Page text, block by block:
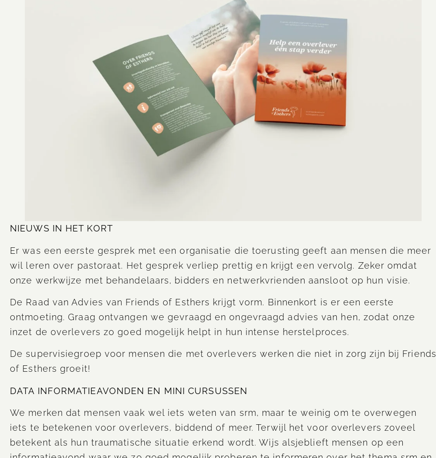
NIEUWS IN HET KORT
Er was een eerste gesprek met een organisatie die toerusting geeft aan mensen die meer
wil leren over pastoraat. Het gesprek verliep prettig en krijgt een vervolg. Zeker omdat
onze werkwijze met behandelaars, bidders en netwerkvrienden aansloot op hun visie.
De Raad van Advies van Friends of Esthers krijgt vorm. Binnenkort is er een eerste
ontmoeting. Graag ontvangen we gevraagd en ongevraagd advies van hen, zodat onze
inzet de overlevers zo goed mogelijk helpt in hun intense herstelproces.
De supervisiegroep voor mensen die met overlevers werken die niet in zorg zijn bij Friends
of Esthers groeit!
DATA INFORMATIEAVONDEN EN MINI CURSUSSEN
We merken dat mensen vaak wel iets weten van srm, maar te weinig om te overwegen
iets te betekenen voor overlevers, biddend of meer. Terwijl het voor overlevers zoveel
betekent als hun traumatische situatie erkend wordt. Wijs alsjeblieft mensen op een